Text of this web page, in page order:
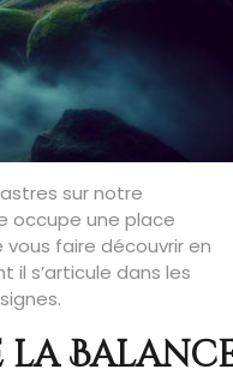
sur notre
occupe une place
faire découvrir en
s’articule dans les
la